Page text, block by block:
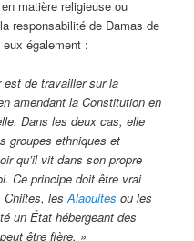
matière religieuse ou
responsabilité de Damas de
eux également :
est de travailler sur la
amendant la Constitution en
Dans les deux cas, elle
groupes ethniques et
qu’il vit dans son propre
Ce principe doit être vrai
Chiites, lesAlaouites ou les
un État hébergeant des
être fière. »